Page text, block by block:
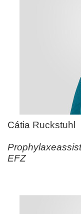
Cátia Ruckstuhl
EFZ